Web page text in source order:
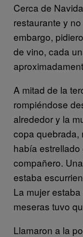
Cerca de
restaurante y
embargo,
de vino, cada
A mitad de la
rompiéndose
alrededor y la
copa quebrada,
había
compañero.
estaba
La mujer
meseras tuvo
Llamaron a la